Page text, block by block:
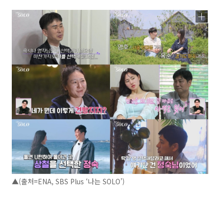
▲(출처=ENA, SBS Plus ‘나는 SOLO’)